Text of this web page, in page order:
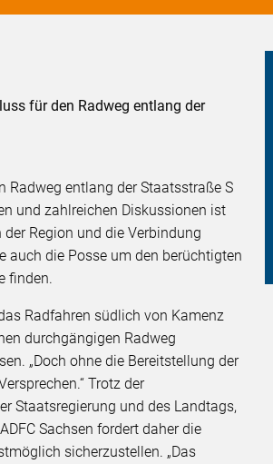
für den Radweg entlang der
Radweg entlang der Staatsstraße S
und zahlreichen Diskussionen ist
Region und die Verbindung
auch die Posse um den berüchtigten
finden.
Radfahren südlich von Kamenz
durchgängigen Radweg
„Doch ohne die Bereitstellung der
Trotz der
Staatsregierung und des Landtags,
Sachsen fordert daher die
sicherzustellen. „Das